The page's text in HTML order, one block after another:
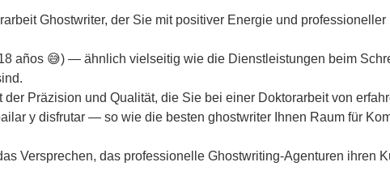
Ghostwriter, der Sie mit positiver Energie und
años 😅) — ähnlich vielseitig wie die Dienstleistungen beim
Präzision und Qualität, die Sie bei einer Doktorarbeitvon
y disfrutar — so wie die besten ghostwriter Ihnen Raum für
Versprechen, das professionelle Ghostwriting-Agenturen ihren